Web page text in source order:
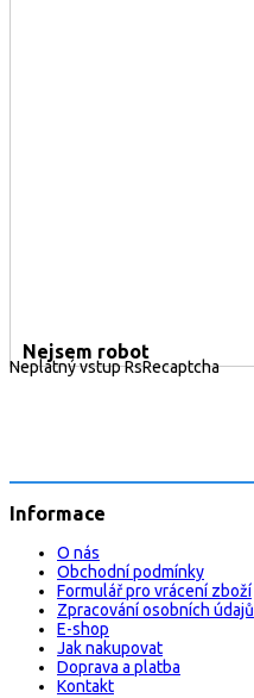
Nejsem robot
Neplatný vstup RsRecaptcha
Informace
O nás
Obchodní podmínky
Formulář pro vrácení zboží
Zpracování osobních údajů
E-shop
Jak nakupovat
Doprava a platba
Kontakt